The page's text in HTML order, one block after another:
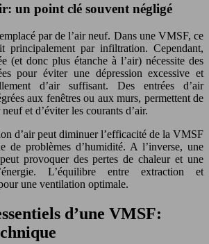
un point clé souvent négligé
par de l’air neuf. Dans une VMSF, ce
principalement par infiltration. Cependant,
(et donc plus étanche à l’air) nécessite des
pour éviter une dépression excessive et
d’air suffisant. Des entrées d’air
aux fenêtres ou aux murs, permettent de
et d’éviter les courants d’air.
d’air peut diminuer l’efficacité de la VMSF
de problèmes d’humidité. A l’inverse, une
provoquer des pertes de chaleur et une
L’équilibre entre extraction et
une ventilation optimale.
d’une VMSF: